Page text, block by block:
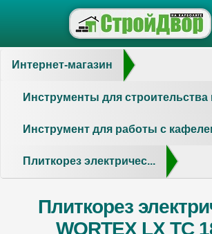
Интернет-магазин
Инструменты для строительства
Инструмент для работы с
Плиткорез электричес...
Плиткорез
WORTEX LX TC